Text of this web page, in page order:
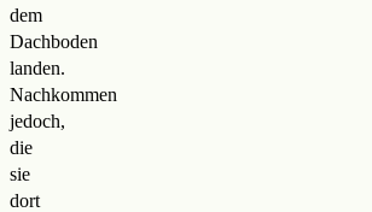
dem
Dachboden
landen.
Nachkommen
jedoch,
die
sie
dort